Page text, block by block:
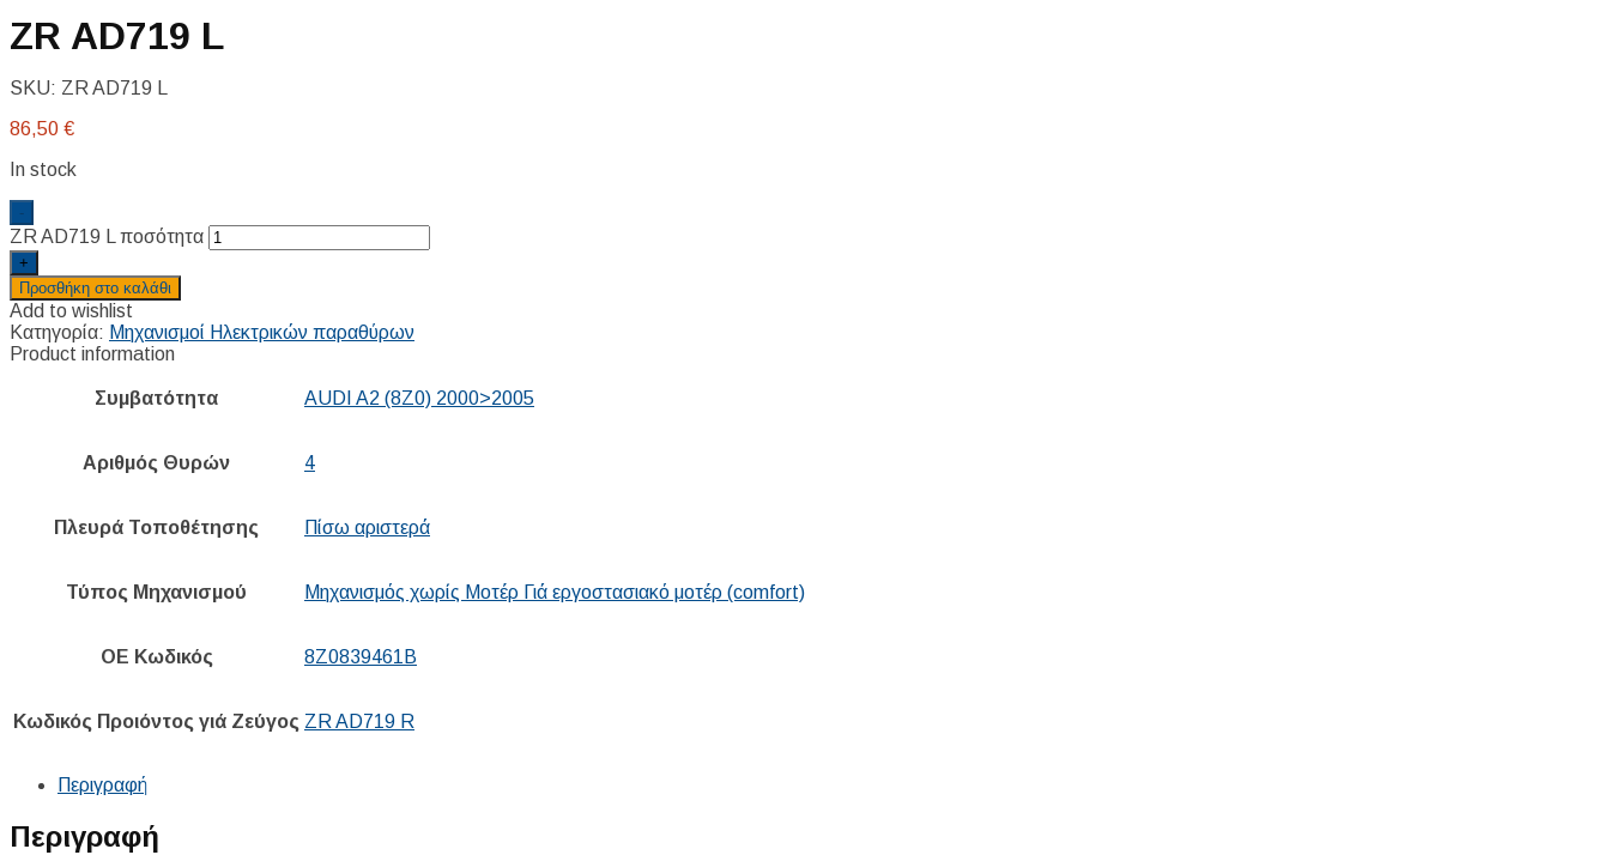
ZR AD719 L
SKU: ZR AD719 L
86,50 €
In stock
-
ZR AD719 L ποσότητα
+
Προσθήκη στο καλάθι
Add to wishlist
Κατηγορία: Μηχανισμοί Ηλεκτρικών παραθύρων
Product information
Συμβατότητα AUDI A2 (8Z0) 2000>2005
Αριθμός Θυρών 4
Πλευρά Τοποθέτησης Πίσω αριστερά
Τύπος Μηχανισμού Μηχανισμός χωρίς Μοτέρ Γιά εργοστασιακό μοτέρ (comfort)
ΟΕ Κωδικός 8Z0839461B
Κωδικός Προιόντος γιά Ζεύγος ZR AD719 R
Περιγραφή
Περιγραφή